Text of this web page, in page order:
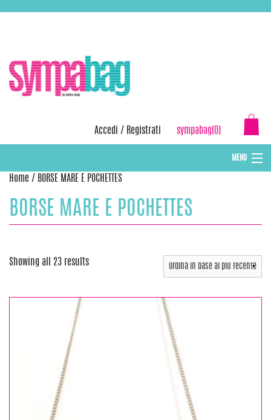
Accedi / Registrati sympabag(0)
MENU
CAPPELLI INVERNALI DONNA
CAPPELLI INVERNALI BAMBINI
BORSE MARE E POCHETTES
Home / BORSE MARE E POCHETTES
BORSE MARE E POCHETTES
Showing all 23 results